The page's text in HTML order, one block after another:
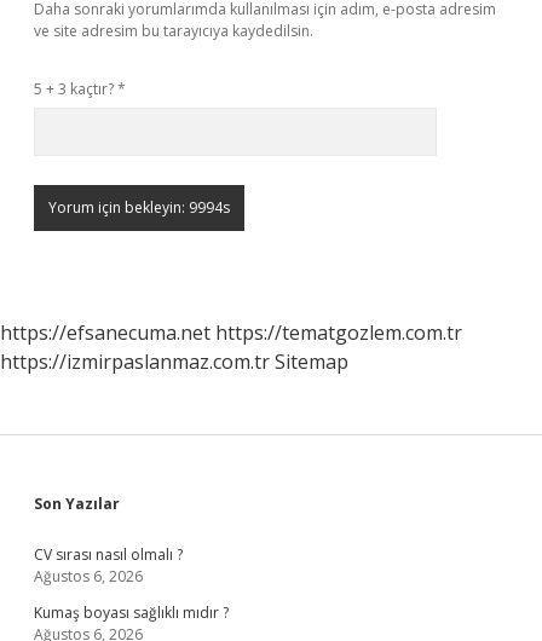
Daha sonraki yorumlarımda kullanılması için adım, e-posta adresim
ve site adresim bu tarayıcıya kaydedilsin.
5 + 3 kaçtır?*
https://efsanecuma.net https://tematgozlem.com.tr
https://izmirpaslanmaz.com.trSitemap
Sidebar
Son Yazılar
CV sırası nasıl olmalı ?
Ağustos 6, 2026
Kumaş boyası sağlıklı mıdır ?
Ağustos 6, 2026